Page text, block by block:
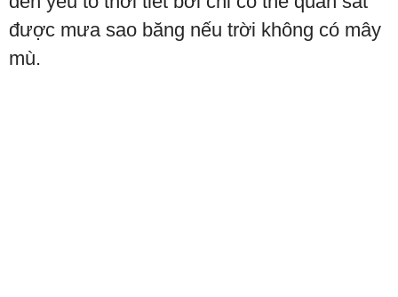
được mưa sao băng nếu trời không có mây
mù.